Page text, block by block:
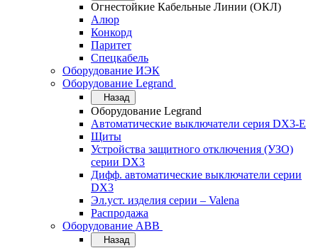
Огнестойкие Кабельные Линии (ОКЛ)
Алюр
Конкорд
Паритет
Спецкабель
Оборудование ИЭК
Оборудование Legrand
Назад
Оборудование Legrand
Автоматические выключатели серия DX3-E
Щиты
Устройства защитного отключения (УЗО)
серии DX3
Дифф. автоматические выключатели серии
DX3
Эл.уст. изделия серии – Valena
Распродажа
Оборудование АВВ
Назад